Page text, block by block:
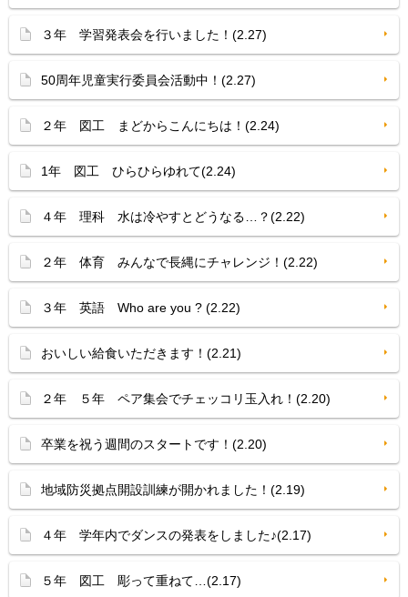
３年 学習発表会を行いました！(2.27)
50周年児童実行委員会活動中！(2.27)
２年 図工 まどからこんにちは！(2.24)
1年 図工 ひらひらゆれて(2.24)
４年 理科 水は冷やすとどうなる…？(2.22)
２年 体育 みんなで長縄にチャレンジ！(2.22)
３年 英語 Who are you ? (2.22)
おいしい給食いただきます！(2.21)
２年 ５年 ペア集会でチェッコリ玉入れ！(2.20)
卒業を祝う週間のスタートです！(2.20)
地域防災拠点開設訓練が開かれました！(2.19)
４年 学年内でダンスの発表をしました♪(2.17)
５年 図工 彫って重ねて…(2.17)